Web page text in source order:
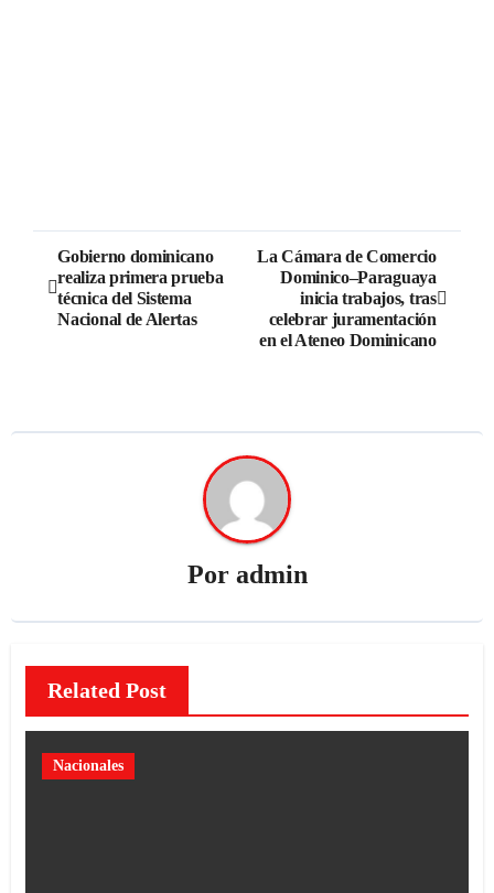
Gobierno dominicano
realiza primera prueba
técnica del Sistema
Nacional de Alertas
La Cámara de Comercio
Dominico–Paraguaya
inicia trabajos, tras
celebrar juramentación
en el Ateneo Dominicano
Por admin
Related Post
Nacionales